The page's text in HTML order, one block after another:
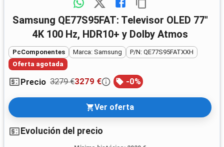
Samsung QE77S95FAT: Televisor OLED 77"
4K 100 Hz, HDR10+ y Dolby Atmos
PcComponentes Marca: Samsung
P/N: QE77S95FATXXH
Oferta agotada
Precio 3279 €3279 € -0%
Ver oferta
Evolución del precio